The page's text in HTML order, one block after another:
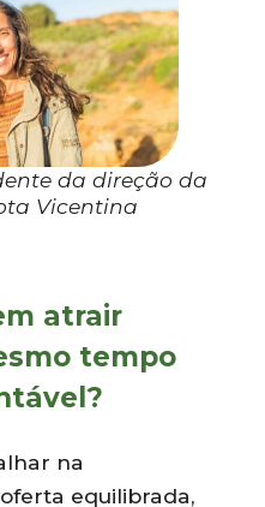
da direção da
Vicentina
atrair
tempo
na
equilibrada,